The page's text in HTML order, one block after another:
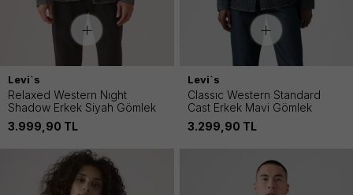
Levi`s
Relaxed Western Nıght
Shadow Erkek Siyah Gömlek
3.999,90 TL
Levi`s
Classıc Western Standard
Cast Erkek Mavi Gömlek
3.299,90 TL